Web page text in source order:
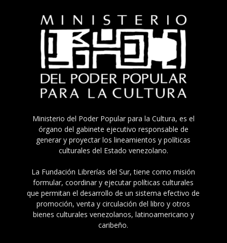
Ministerio del Poder Popular para la Cultura, es el
órgano del gabinete ejecutivo responsable de
generar y proyectar los lineamientos y políticas
culturales del Estado venezolano.
La Fundación Librerías del Sur, tiene como misión
formular, coordinar y ejecutar políticas culturales
que permitan el desarrollo de un sistema efectivo de
promoción, venta y circulación del libro y otros
bienes culturales venezolanos, latinoamericano y
caribeño.